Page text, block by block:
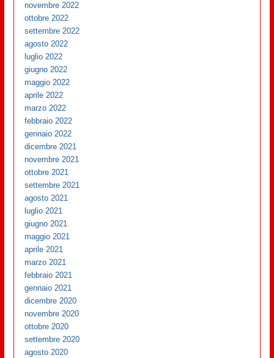
novembre 2022
ottobre 2022
settembre 2022
agosto 2022
luglio 2022
giugno 2022
maggio 2022
aprile 2022
marzo 2022
febbraio 2022
gennaio 2022
dicembre 2021
novembre 2021
ottobre 2021
settembre 2021
agosto 2021
luglio 2021
giugno 2021
maggio 2021
aprile 2021
marzo 2021
febbraio 2021
gennaio 2021
dicembre 2020
novembre 2020
ottobre 2020
settembre 2020
agosto 2020